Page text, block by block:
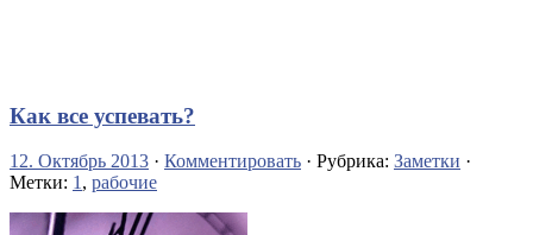
Как все успевать?
12. Октябрь 2013 · Комментировать · Рубрика: Заметки ·
Метки: 1, рабочие